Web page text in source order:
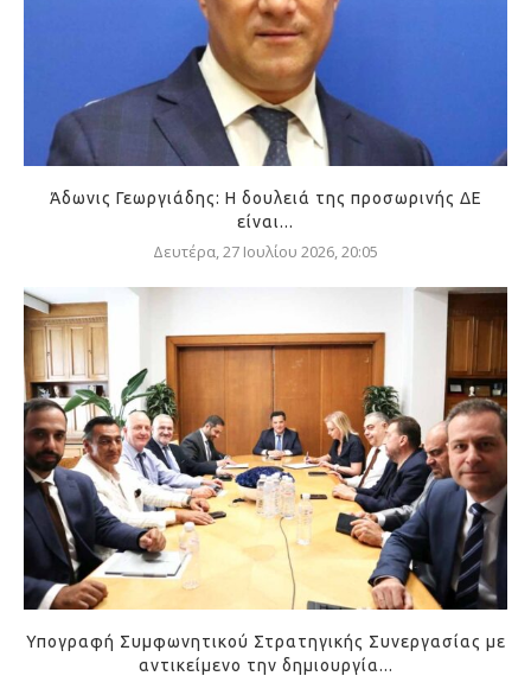
Άδωνις Γεωργιάδης: Η δουλειά της προσωρινής ΔΕ
είναι...
Δευτέρα, 27 Ιουλίου 2026, 20:05
Υπογραφή Συμφωνητικού Στρατηγικής Συνεργασίας με
αντικείμενο την δημιουργία...